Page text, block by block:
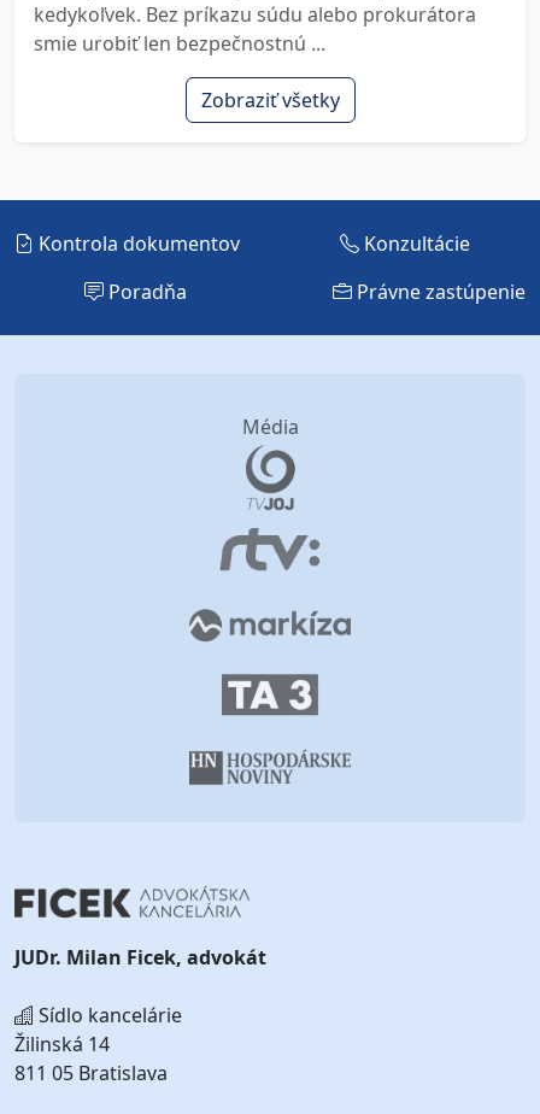
kedykoľvek. Bez príkazu súdu alebo prokurátora
smie urobiť len bezpečnostnú ...
Zobraziť všetky
Kontrola dokumentov
Konzultácie
Poradňa
Právne zastúpenie
Média
JUDr. Milan Ficek, advokát
Sídlo kancelárie
Žilinská 14
811 05 Bratislava